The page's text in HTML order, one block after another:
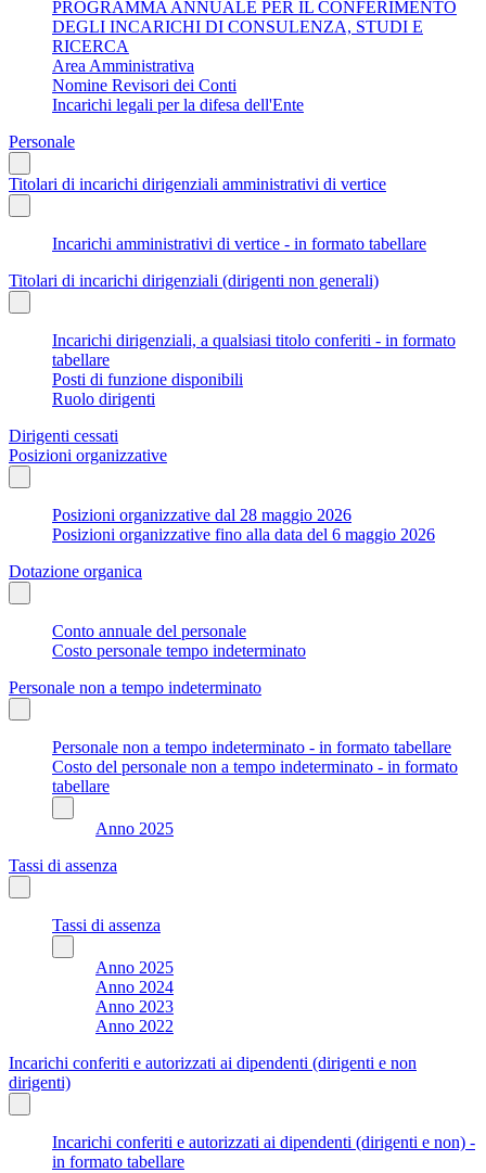
PROGRAMMA ANNUALE PER IL CONFERIMENTO
DEGLI INCARICHI DI CONSULENZA, STUDI E
RICERCA
Area Amministrativa
Nomine Revisori dei Conti
Incarichi legali per la difesa dell'Ente
Personale
Titolari di incarichi dirigenziali amministrativi di vertice
Incarichi amministrativi di vertice - in formato tabellare
Titolari di incarichi dirigenziali (dirigenti non generali)
Incarichi dirigenziali, a qualsiasi titolo conferiti - in formato
tabellare
Posti di funzione disponibili
Ruolo dirigenti
Dirigenti cessati
Posizioni organizzative
Posizioni organizzative dal 28 maggio 2026
Posizioni organizzative fino alla data del 6 maggio 2026
Dotazione organica
Conto annuale del personale
Costo personale tempo indeterminato
Personale non a tempo indeterminato
Personale non a tempo indeterminato - in formato tabellare
Costo del personale non a tempo indeterminato - in formato
tabellare
Anno 2025
Tassi di assenza
Tassi di assenza
Anno 2025
Anno 2024
Anno 2023
Anno 2022
Incarichi conferiti e autorizzati ai dipendenti (dirigenti e non
dirigenti)
Incarichi conferiti e autorizzati ai dipendenti (dirigenti e non) -
in formato tabellare